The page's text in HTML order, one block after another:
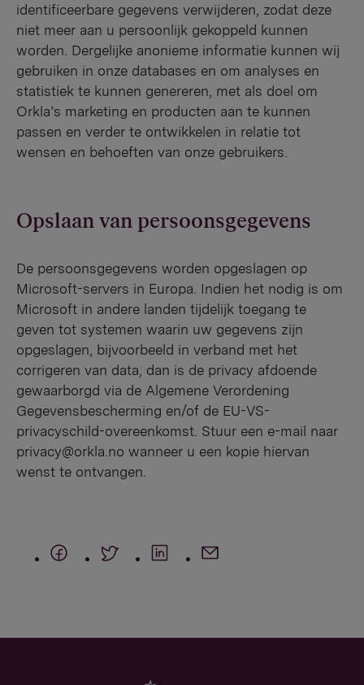
identificeerbare gegevens verwijderen, zodat deze
niet meer aan u persoonlijk gekoppeld kunnen
worden. Dergelijke anonieme informatie kunnen wij
gebruiken in onze databases en om analyses en
statistiek te kunnen genereren, met als doel om
Orkla’s marketing en producten aan te kunnen
passen en verder te ontwikkelen in relatie tot
wensen en behoeften van onze gebruikers.
Opslaan van persoonsgegevens
De persoonsgegevens worden opgeslagen op
Microsoft-servers in Europa. Indien het nodig is om
Microsoft in andere landen tijdelijk toegang te
geven tot systemen waarin uw gegevens zijn
opgeslagen, bijvoorbeeld in verband met het
corrigeren van data, dan is de privacy afdoende
gewaarborgd via de Algemene Verordening
Gegevensbescherming en/of de EU-VS-
privacyschild-overeenkomst. Stuur een e-mail naar
privacy@orkla.no wanneer u een kopie hiervan
wenst te ontvangen.